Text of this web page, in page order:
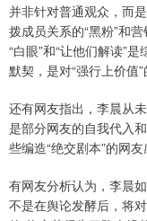
并非针对普通观众，而
拨成员关系的“黑粉”和
“白眼”和“让他们解读”
默契，是对“强行上价值”
还有网友指出，李晨从
是部分网友的自我代入
些编造“绝交剧本”的网友
有网友分析认为，李晨
不是在舆论发酵后，将